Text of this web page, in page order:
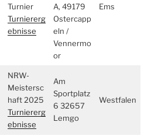
Turnier
Turniererg
ebnisse
A, 49179
Ostercapp
eln /
Vennermo
or
Ems
NRW-
Meistersc
haft 2025
Turniererg
ebnisse
Am
Sportplatz
6 32657
Lemgo
Westfalen